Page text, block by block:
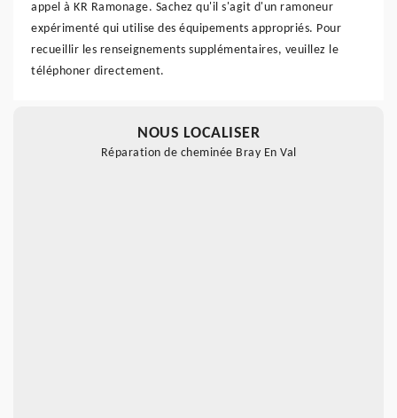
appel à KR Ramonage. Sachez qu'il s'agit d'un ramoneur
expérimenté qui utilise des équipements appropriés. Pour
recueillir les renseignements supplémentaires, veuillez le
téléphoner directement.
NOUS LOCALISER
Réparation de cheminée Bray En Val